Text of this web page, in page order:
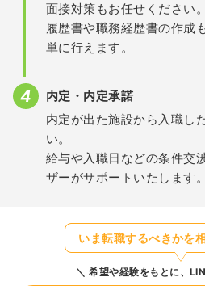
面接対策もお任せください。
履歴書や職務経歴書の作成
単に行えます。
内定・内定承諾
内定が出た施設から入職し
い。
給与や入職日などの条件交
ザーがサポートいたします。
いま転職するべきかを
希望や経験をもとに、